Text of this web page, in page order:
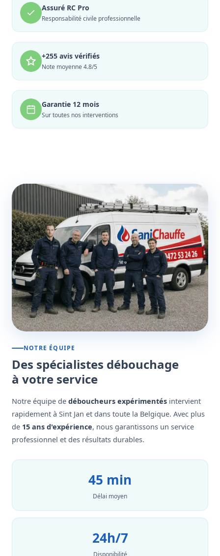
Assuré RC Pro
Responsabilité civile professionnelle
+255 avis vérifiés
Note moyenne 4.8/5
Garantie 12 mois
Sur toutes nos interventions
NOTRE ÉQUIPE
Des spécialistes débouchage
à votre service
Notre équipe de déboucheurs expérimentés intervient
rapidement à Sint Jan et dans toute la Belgique. Avec plus
de 15 ans d'expérience, nous garantissons un service
professionnel et des résultats durables.
45 min
Délai moyen
24h/7
Disponibilité